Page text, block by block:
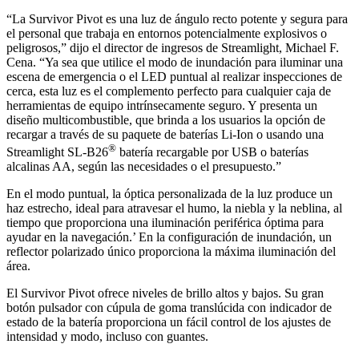
“La Survivor Pivot es una luz de ángulo recto potente y segura para
el personal que trabaja en entornos potencialmente explosivos o
peligrosos,” dijo el director de ingresos de Streamlight, Michael F.
Cena. “Ya sea que utilice el modo de inundación para iluminar una
escena de emergencia o el LED puntual al realizar inspecciones de
cerca, esta luz es el complemento perfecto para cualquier caja de
herramientas de equipo intrínsecamente seguro. Y presenta un
diseño multicombustible, que brinda a los usuarios la opción de
recargar a través de su paquete de baterías Li-Ion o usando una
Streamlight SL-B26® batería recargable por USB o baterías
alcalinas AA, según las necesidades o el presupuesto.”
En el modo puntual, la óptica personalizada de la luz produce un
haz estrecho, ideal para atravesar el humo, la niebla y la neblina, al
tiempo que proporciona una iluminación periférica óptima para
ayudar en la navegación.’ En la configuración de inundación, un
reflector polarizado único proporciona la máxima iluminación del
área.
El Survivor Pivot ofrece niveles de brillo altos y bajos. Su gran
botón pulsador con cúpula de goma translúcida con indicador de
estado de la batería proporciona un fácil control de los ajustes de
intensidad y modo, incluso con guantes.